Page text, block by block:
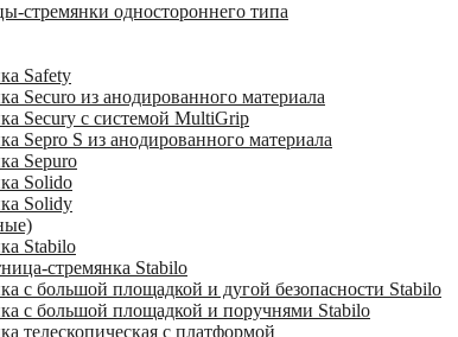
стремянки одностороннего типа
Safety
Securo из анодированного материала
Secury с системой MultiGrip
Sepro S из анодированного материала
Sepuro
Solido
Solidy
Stabilo
стремянка Stabilo
с большой площадкой и дугой безопасности Stabilo
с большой площадкой и поручнями Stabilo
телескопическая с платформой